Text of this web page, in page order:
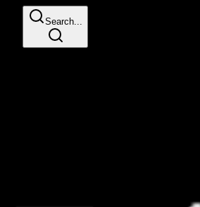
Search...